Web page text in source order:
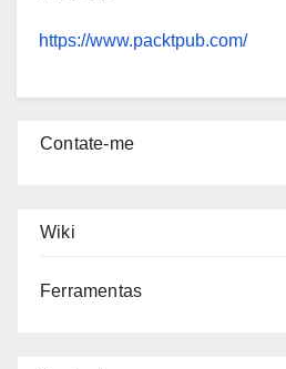
https://www.packtpub.com/
Contate-me
Wiki
Ferramentas